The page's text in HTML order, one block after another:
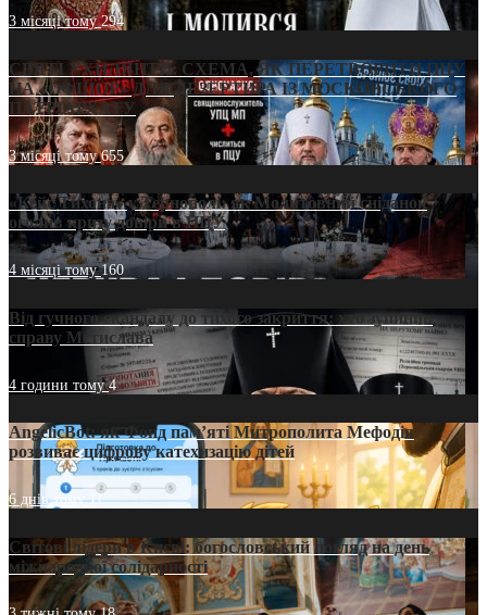
3 місяці тому294
СВЯТІ УХИЛЯНТИ: СХЕМА, ЯК ПЕРЕТВОРИТИ ПЦУ
НА «ОФШОР» ДЛЯ ДЕЗЕРТИРА ІЗ МОСКОВСЬКОГО
ПАТРІАРХАТУ
3 місяці тому655
«Кейс Тихона» у Тернополі: як Молитовний сніданок
оголив кризу довіри в ПЦУ
4 місяці тому160
Від гучного скандалу до тихого закриття: хто зупинив
справу Мстислава
4 години тому4
AngelicBot: як Фонд пам’яті Митрополита Мефодія
розвиває цифрову катехизацію дітей
6 днів тому11
Світові лідери в Києві: богословський погляд на день
міжнародної солідарності